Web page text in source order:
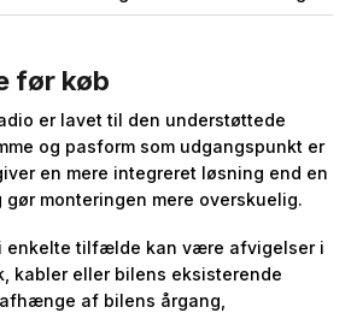
før køb
er lavet til den understøttede
og pasform som udgangspunkt er
en mere integreret løsning end en
monteringen mere overskuelig.
enkelte tilfælde kan være afvigelser i
kabler eller bilens eksisterende
af bilens årgang,